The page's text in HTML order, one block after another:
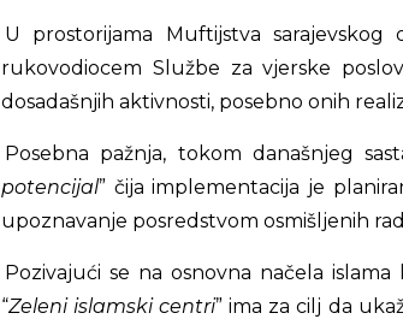
U prostorijama Muftijstva
rukovodiocem Službe za vjerske
dosadašnjih aktivnosti, posebno onih
Posebna pažnja, tokom današnjeg
potencijal” čija implementacija je
upoznavanje posredstvom osmišljenih
Pozivajući se na osnovna načela
“Zeleni islamski centri” ima za cilj da